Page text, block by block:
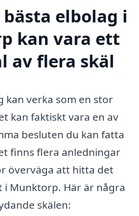
elbolag i
kan vara ett
av flera skäl
kan verka som en stor
kan faktiskt vara en av
besluten du kan fatta
finns flera anledningar
överväga att hitta det
i Munktorp. Här är några
skälen: